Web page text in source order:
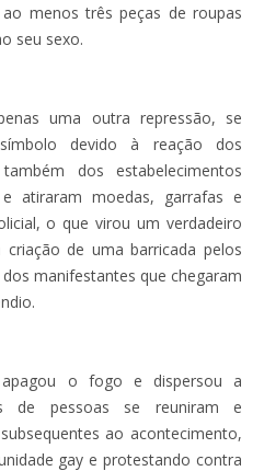
menos três peças de roupas
seu sexo.
uma outra repressão, se
devido à reação dos
dos estabelecimentos
atiraram moedas, garrafas e
o que virou um verdadeiro
de uma barricada pelos
manifestantes que chegaram
o fogo e dispersou a
de pessoas se reuniram e
ao acontecimento,
gay e protestando contra